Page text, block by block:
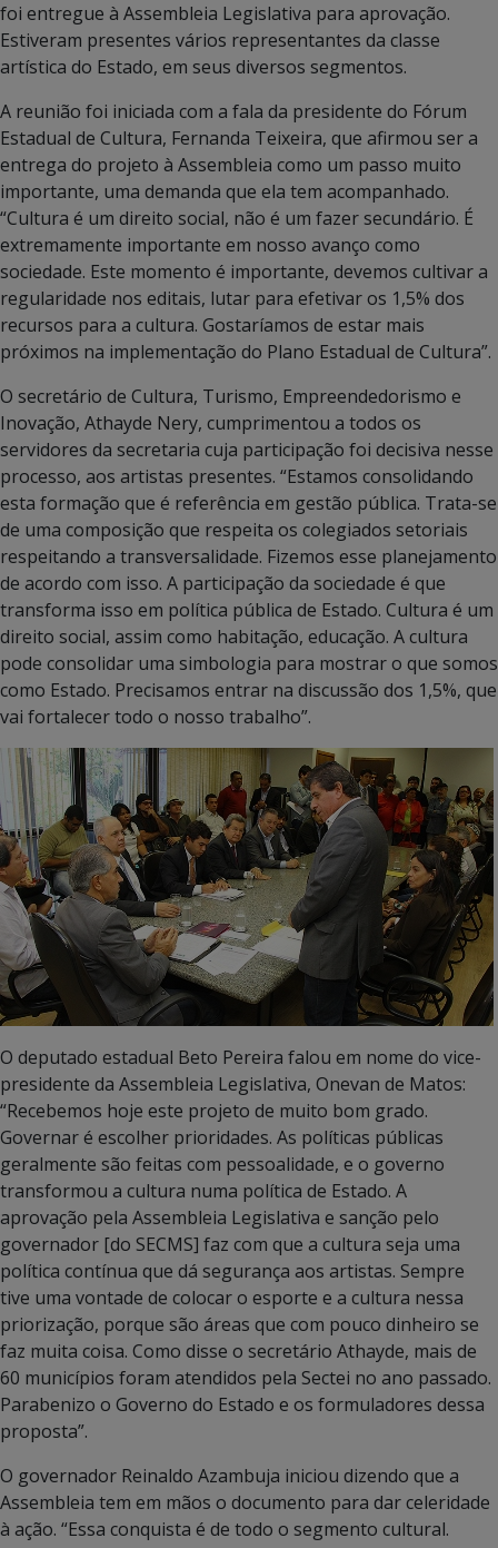
foi entregue à Assembleia Legislativa para aprovação.
Estiveram presentes vários representantes da classe
artística do Estado, em seus diversos segmentos.
A reunião foi iniciada com a fala da presidente do Fórum
Estadual de Cultura, Fernanda Teixeira, que afirmou ser a
entrega do projeto à Assembleia como um passo muito
importante, uma demanda que ela tem acompanhado.
“Cultura é um direito social, não é um fazer secundário. É
extremamente importante em nosso avanço como
sociedade. Este momento é importante, devemos cultivar a
regularidade nos editais, lutar para efetivar os 1,5% dos
recursos para a cultura. Gostaríamos de estar mais
próximos na implementação do Plano Estadual de Cultura”.
O secretário de Cultura, Turismo, Empreendedorismo e
Inovação, Athayde Nery, cumprimentou a todos os
servidores da secretaria cuja participação foi decisiva nesse
processo, aos artistas presentes. “Estamos consolidando
esta formação que é referência em gestão pública. Trata-se
de uma composição que respeita os colegiados setoriais
respeitando a transversalidade. Fizemos esse planejamento
de acordo com isso. A participação da sociedade é que
transforma isso em política pública de Estado. Cultura é um
direito social, assim como habitação, educação. A cultura
pode consolidar uma simbologia para mostrar o que somos
como Estado. Precisamos entrar na discussão dos 1,5%, que
vai fortalecer todo o nosso trabalho”.
O deputado estadual Beto Pereira falou em nome do vice-
presidente da Assembleia Legislativa, Onevan de Matos:
“Recebemos hoje este projeto de muito bom grado.
Governar é escolher prioridades. As políticas públicas
geralmente são feitas com pessoalidade, e o governo
transformou a cultura numa política de Estado. A
aprovação pela Assembleia Legislativa e sanção pelo
governador [do SECMS] faz com que a cultura seja uma
política contínua que dá segurança aos artistas. Sempre
tive uma vontade de colocar o esporte e a cultura nessa
priorização, porque são áreas que com pouco dinheiro se
faz muita coisa. Como disse o secretário Athayde, mais de
60 municípios foram atendidos pela Sectei no ano passado.
Parabenizo o Governo do Estado e os formuladores dessa
proposta”.
O governador Reinaldo Azambuja iniciou dizendo que a
Assembleia tem em mãos o documento para dar celeridade
à ação. “Essa conquista é de todo o segmento cultural.